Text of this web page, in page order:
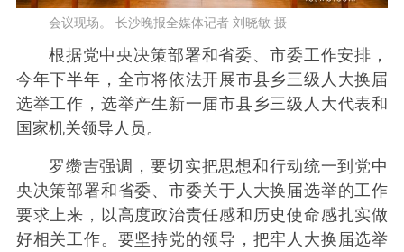
会议现场。 长沙晚报全媒体记者 刘晓敏 摄
根据党中央决策部署和省委、市委工作安排，
今年下半年，全市将依法开展市县乡三级人大换届
选举工作，选举产生新一届市县乡三级人大代表和
国家机关领导人员。
罗缵吉强调，要切实把思想和行动统一到党中
央决策部署和省委、市委关于人大换届选举的工作
要求上来，以高度政治责任感和历史使命感扎实做
好相关工作。要坚持党的领导，把牢人大换届选举